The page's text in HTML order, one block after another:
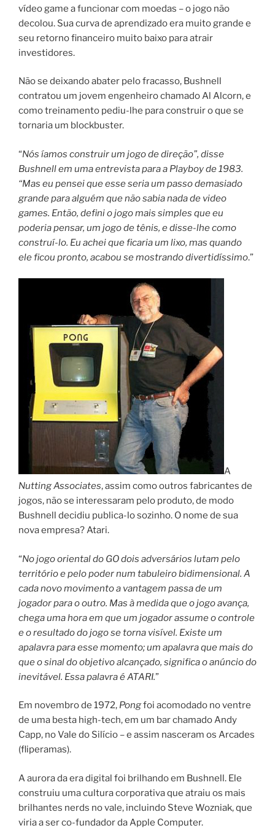
vídeo game a funcionar com moedas – o jogo não
decolou. Sua curva de aprendizado era muito grande e
seu retorno financeiro muito baixo para atrair
investidores.
Não se deixando abater pelo fracasso, Bushnell
contratou um jovem engenheiro chamado Al Alcorn, e
como treinamento pediu-lhe para construir o que se
tornaria um blockbuster.
“Nós íamos construir um jogo de direção”, disse
Bushnell em uma entrevista para a Playboy de 1983.
“Mas eu pensei que esse seria um passo demasiado
grande para alguém que não sabia nada de video
games. Então, defini o jogo mais simples que eu
poderia pensar, um jogo de tênis, e disse-lhe como
construí-lo. Eu achei que ficaria um lixo, mas quando
ele ficou pronto, acabou se mostrando divertidíssimo.”
A
Nutting Associates, assim como outros fabricantes de
jogos, não se interessaram pelo produto, de modo
Bushnell decidiu publica-lo sozinho. O nome de sua
nova empresa? Atari.
“No jogo oriental do GO dois adversários lutam pelo
território e pelo poder num tabuleiro bidimensional. A
cada novo movimento a vantagem passa de um
jogador para o outro. Mas à medida que o jogo avança,
chega uma hora em que um jogador assume o controle
e o resultado do jogo se torna visível. Existe um
apalavra para esse momento; um apalavra que mais do
que o sinal do objetivo alcançado, significa o anúncio do
inevitável. Essa palavra é ATARI.”
Em novembro de 1972, Pongfoi acomodado no ventre
de uma besta high-tech, em um bar chamado Andy
Capp, no Vale do Silício – e assim nasceram os Arcades
(fliperamas).
A aurora da era digital foi brilhando em Bushnell. Ele
construiu uma cultura corporativa que atraiu os mais
brilhantes nerds no vale, incluindo Steve Wozniak, que
viria a ser co-fundador da Apple Computer.